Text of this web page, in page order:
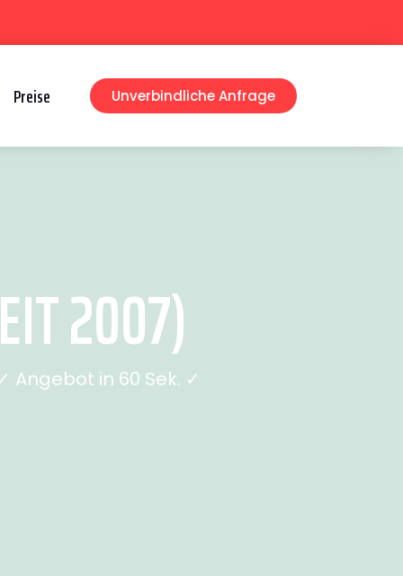
Preise Unverbindliche Anfrage
2007)
Angebot in 60 Sek. ✓